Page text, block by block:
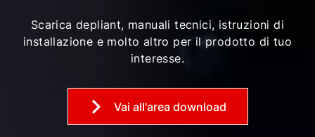
Scarica depliant, manuali tecnici, istruzioni di
installazione e molto altro per il prodotto di tuo
interesse.
Vai all'area download